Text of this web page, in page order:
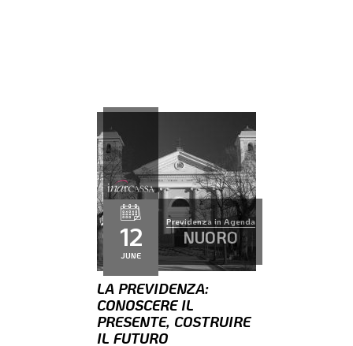
12
JUNE
Previdenza in Agenda
NUORO
LA PREVIDENZA:
CONOSCERE IL
PRESENTE, COSTRUIRE
IL FUTURO